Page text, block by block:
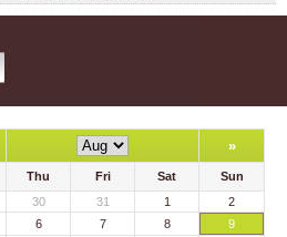
»
Thu Fri Sat
Sun
30 31 1
2
6 7 8
9